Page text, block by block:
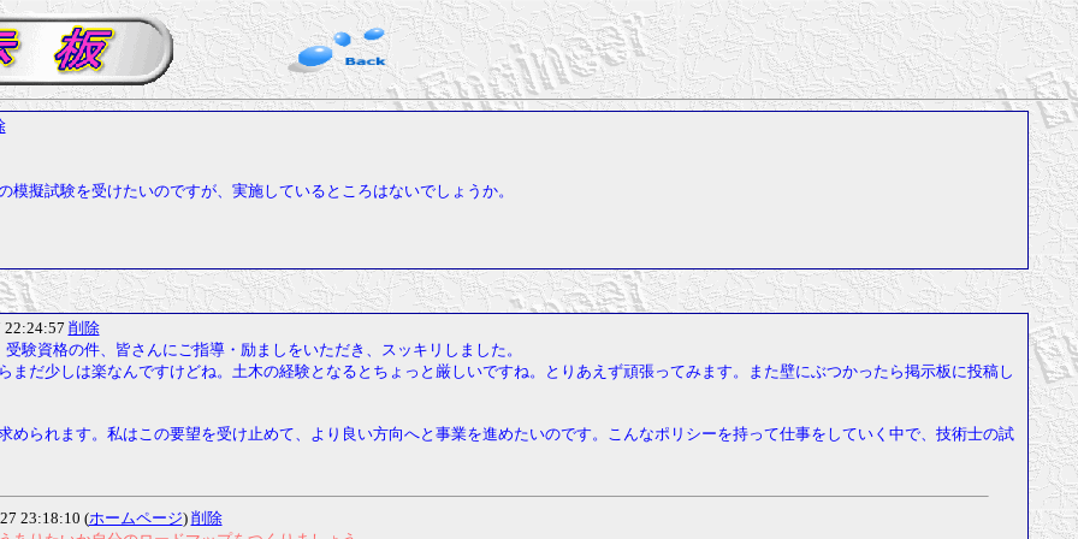
擬試験を受けたいのですが、実施しているところはないでしょうか。
22:24:57 削除
験資格の件、皆さんにご指導・励ましをいただき、スッキリしました。
だ少しは楽なんですけどね。土木の経験となるとちょっと厳しいですね。とりあえず頑張ってみます。また壁にぶつかったら掲示板に投稿し
られます。私はこの要望を受け止めて、より良い方向へと事業を進めたいのです。こんなポリシーを持って仕事をしていく中で、技術士の試
23:18:10 (ホームページ) 削除